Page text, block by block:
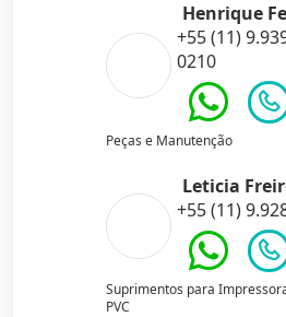
Henrique
+55 (11)
0210
Peças e Manutenção
Leticia
+55 (11)
Suprimentos para
PVC